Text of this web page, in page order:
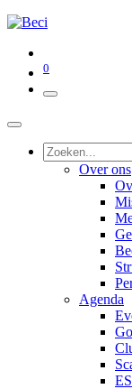
0
Over ons
Agenda